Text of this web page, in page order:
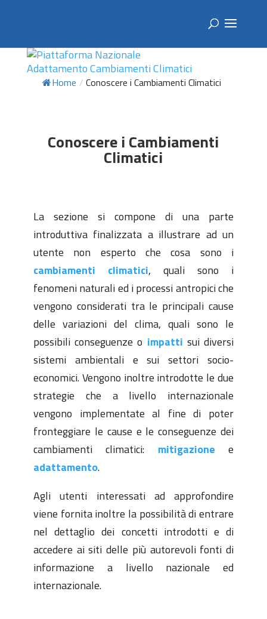
Home / Conoscere i Cambiamenti Climatici
Conoscere i Cambiamenti
Climatici
La sezione si compone di una parte
introduttiva finalizzata a illustrare ad un
utente non esperto che cosa sono i
cambiamenti climatici, quali sono i
fenomeni naturali ed i processi antropici che
vengono considerati tra le principali cause
delle variazioni del clima, quali sono le
possibili conseguenze o impatti sui diversi
sistemi ambientali e sui settori socio-
economici. Vengono inoltre introdotte le due
strategie che a livello internazionale
vengono implementate al fine di poter
fronteggiare le cause e le conseguenze dei
cambiamenti climatici: mitigazione
e
adattamento.
Agli utenti interessati ad approfondire
viene fornita inoltre la possibilità di entrare
nel dettaglio dei concetti introdotti e di
accedere ai siti delle più autorevoli fonti di
informazione a livello nazionale ed
internazionale.